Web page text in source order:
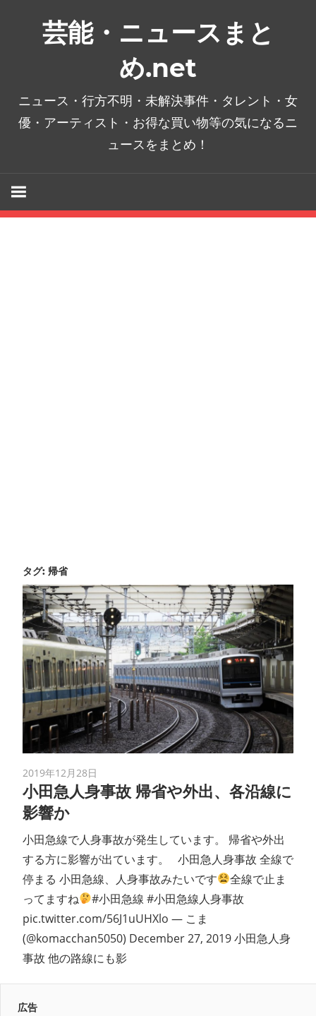
芸能・ニュースまと
め.net
ニュース・行方不明・未解決事件・タレント・女
優・アーティスト・お得な買い物等の気になるニ
ュースをまとめ！
タグ: 帰省
2019年12月28日
小田急人身事故 帰省や外出、各沿線に
影響か
小田急線で人身事故が発生しています。 帰省や外出
する方に影響が出ています。 小田急人身事故 全線で
停まる 小田急線、人身事故みたいです
全線で止ま
ってますね
#小田急線 #小田急線人身事故
pic.twitter.com/56J1uUHXlo — こま
(@komacchan5050) December 27, 2019 小田急人身
事故 他の路線にも影
広告